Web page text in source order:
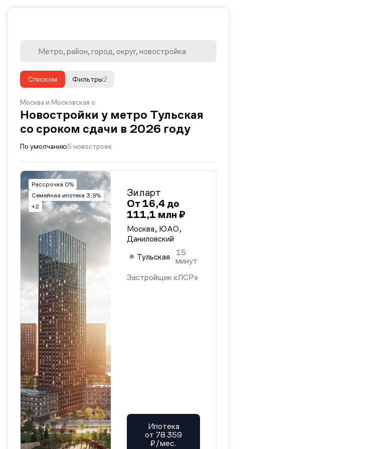
Списком 2
Фильтры
Москва и Московская о.
Новостройки у метро Тульская
со сроком сдачи в 2026 году
По умолчанию5 новостроек
Рассрочка 0%
Семейная ипотека 3,9%
+2
Зиларт
От 16,4 до
111,1 млн ₽
Москва, ЮАО,
Даниловский
Тульская
15
минут
Застройщик «ЛСР»
Ипотека
от 78 359
₽/мес.